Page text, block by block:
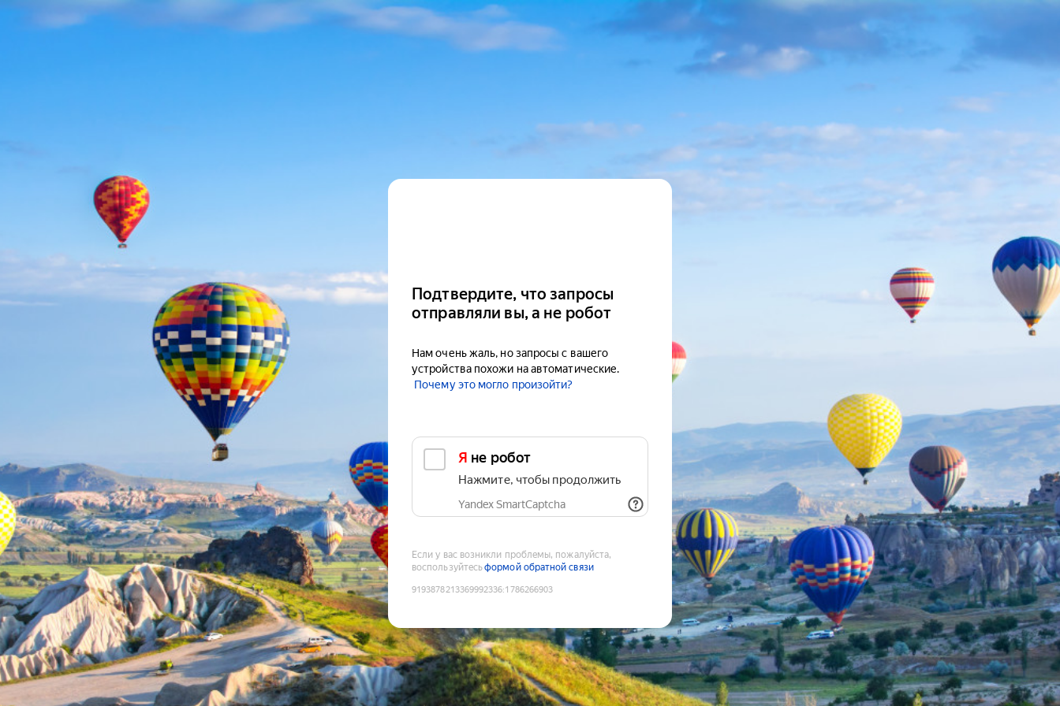
Подтвердите, что запросы
отправляли вы, а не робот
Нам очень жаль, но запросы с вашего
устройства похожи на автоматические.
Почему это могло произойти?
Я не робот
Нажмите, чтобы продолжить
Yandex SmartCaptcha
Если у вас возникли проблемы, пожалуйста,
воспользуйтесьформой обратной связи
9193878213369992336:1786266903